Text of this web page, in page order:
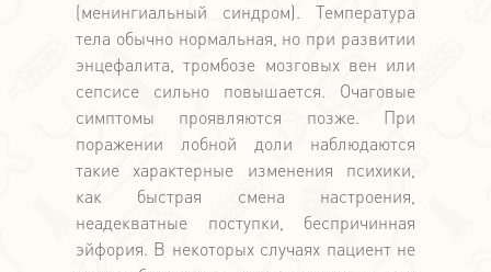
(менингиальный синдром). Температура
тела обычно нормальная, но при развитии
энцефалита, тромбозе мозговых вен или
сепсисе сильно повышается. Очаговые
симптомы проявляются позже. При
поражении лобной доли наблюдаются
такие характерные изменения психики,
как быстрая смена настроения,
неадекватные поступки, беспричинная
эйфория. В некоторых случаях пациент не